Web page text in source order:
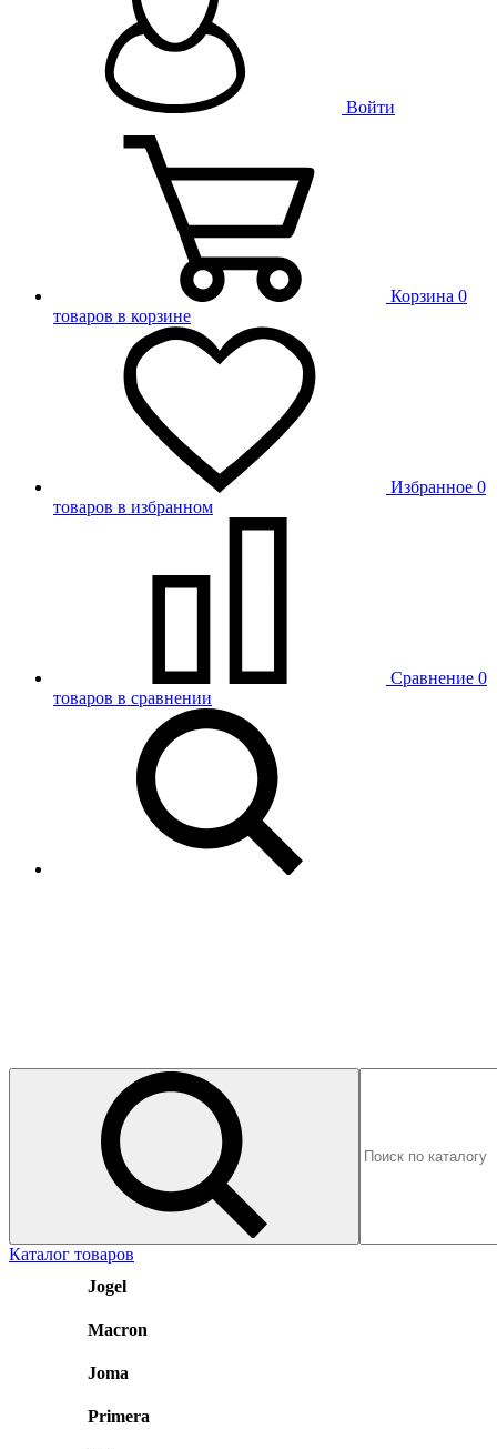
Войти
Корзина 0
товаров в корзине
Избранное 0
товаров в избранном
Сравнение 0
товаров в сравнении
Каталог товаров
Jogel
Macron
Joma
Primera